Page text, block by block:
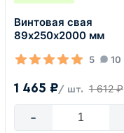
Винтовая свая
89х250х2000 мм
5 10
1 465 ₽/ шт. 1 612 ₽
-